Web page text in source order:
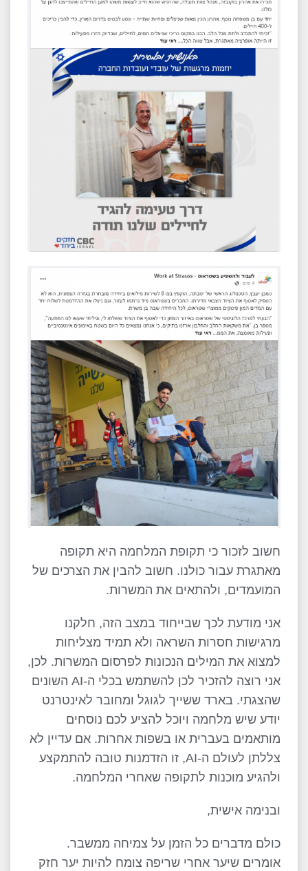
חשוב לזכור כי תקופת המלחמה היא תקופה
מאתגרת עבור כולנו. חשוב להבין את הצרכים של
המועמדים, ולהתאים את המשרות.
אני מודעת לכך שבייחוד במצב הזה, חלקנו
מרגישות חסרות השראה ולא תמיד מצליחות
למצוא את המילים הנכונות לפרסום המשרות. לכן,
אני רוצה להזכיר לכן להשתמש בכלי ה-AI השונים
שהצגתי. בארד ששייך לגוגל ומחובר לאינטרנט
יודע שיש מלחמה ויוכל להציע לכם נוסחים
מותאמים בעברית או בשפות אחרות. אם עדיין לא
צללתן לעולם ה-AI, זו הזדמנות טובה להתמקצע
ולהגיע מוכנות לתקופה שאחרי המלחמה.
ובנימה אישית,
כולם מדברים כל הזמן על צמיחה ממשבר.
אומרים שיער אחרי שריפה צומח להיות יער חזק